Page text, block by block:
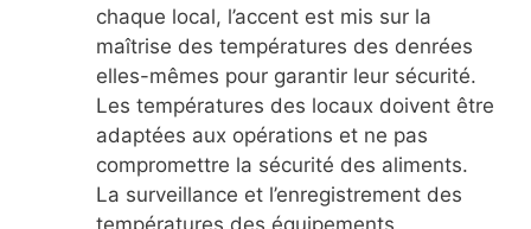
chaque local, l’accent est mis sur la
maîtrise des températures des denrées
elles-mêmes pour garantir leur sécurité.
Les températures des locaux doivent être
adaptées aux opérations et ne pas
compromettre la sécurité des aliments.
La surveillance et l’enregistrement des
températures des équipements